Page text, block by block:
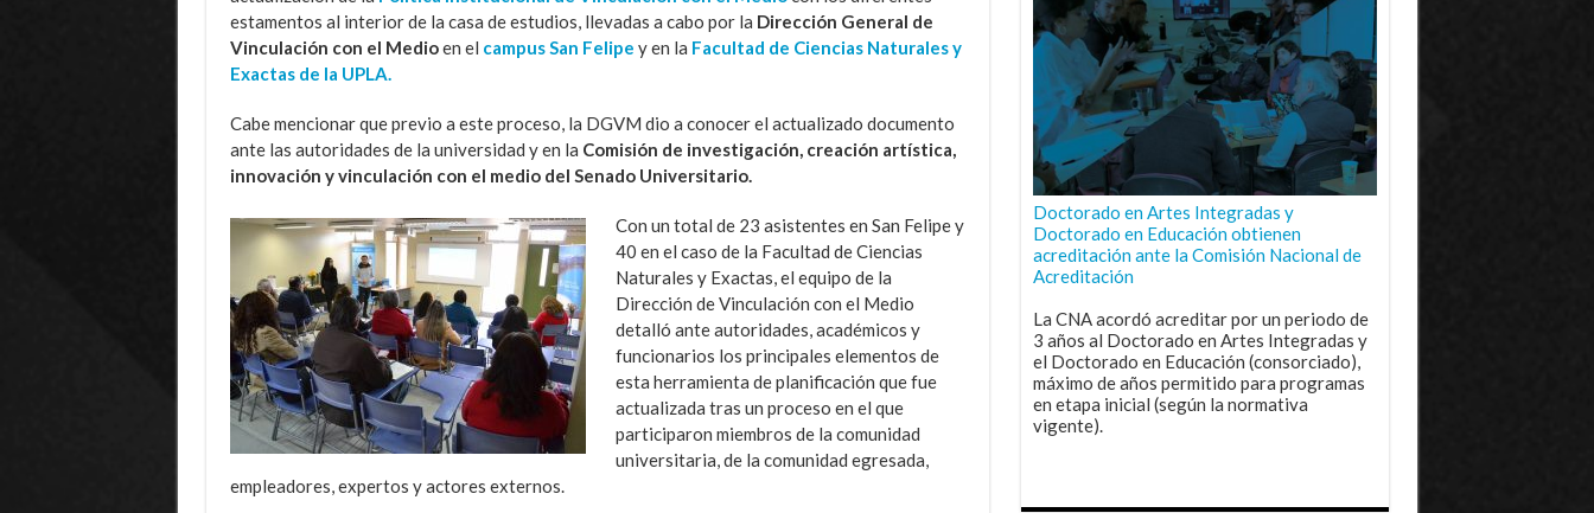
estamentos al interior de la casa de estudios, llevadas a cabo por la Dirección General de
Vinculación con el Medioen el campus San Felipe y en la Facultad de Ciencias Naturales y
Exactas de la UPLA.
Cabe mencionar que previo a este proceso, la DGVM dio a conocer el actualizado documento
ante las autoridades de la universidad y en la Comisión de investigación, creación artística,
innovación y vinculación con el medio del Senado Universitario.
Con un total de 23 asistentes en San Felipe y
40 en el caso de la Facultad de Ciencias
Naturales y Exactas, el equipo de la
Dirección de Vinculación con el Medio
detalló ante autoridades, académicos y
funcionarios los principales elementos de
esta herramienta de planificación que fue
actualizada tras un proceso en el que
participaron miembros de la comunidad
universitaria, de la comunidad egresada,
empleadores, expertos y actores externos.
Doctorado en Artes Integradas y
Doctorado en Educación obtienen
acreditación ante la Comisión Nacional de
Acreditación
La CNA acordó acreditar por un periodo de
3 años al Doctorado en Artes Integradas y
el Doctorado en Educación (consorciado),
máximo de años permitido para programas
en etapa inicial (según la normativa
vigente).